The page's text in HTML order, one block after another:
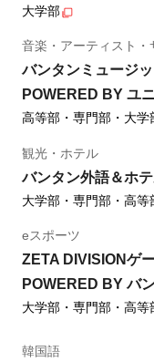
大学部
音楽・アーティスト
バンタンミュージ
POWERED BY ユ
高等部・専門部・大学
観光・ホテル
バンタン外語＆ホ
大学部・専門部・高等
eスポーツ
ZETA DIVISIONゲ
POWERED BY バ
大学部・専門部・高等
韓国語